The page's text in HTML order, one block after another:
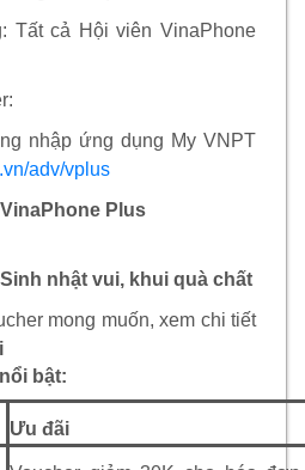
Tất cả Hội viên VinaPhone
nhập ứng dụng My VNPT
adv/vplus
VinaPhone Plus
Sinh nhật vui, khui quà chất
mong muốn, xem chi tiết
bật:
Ưu đãi